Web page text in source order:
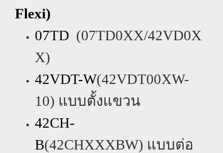
Flexi)
07TD (07TD0XX/42VD0X
X)
42VDT-W(42VDT00XW-
10) แบบตั้งแขวน
42CH-
B(42CHXXXBW) แบบต่อ